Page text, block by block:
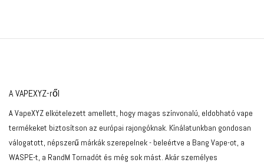
A VAPEXYZ-ről
A VapeXYZ elkötelezett amellett, hogy magas színvonalú, eldobható vape
termékeket biztosítson az európai rajongóknak. Kínálatunkban gondosan
válogatott, népszerű márkák szerepelnek - beleértve a Bang Vape-ot, a
WASPE-t, a RandM Tornadót és még sok mást. Akár személyes